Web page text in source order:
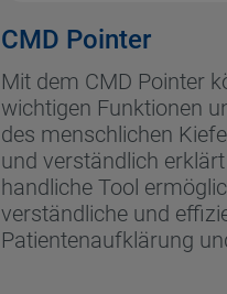
CMD Pointer
Mit dem CMD Pointer
wichtigen Funktionen
des menschlichen
und verständlich
handliche Tool
verständliche und
Patientenaufklärung